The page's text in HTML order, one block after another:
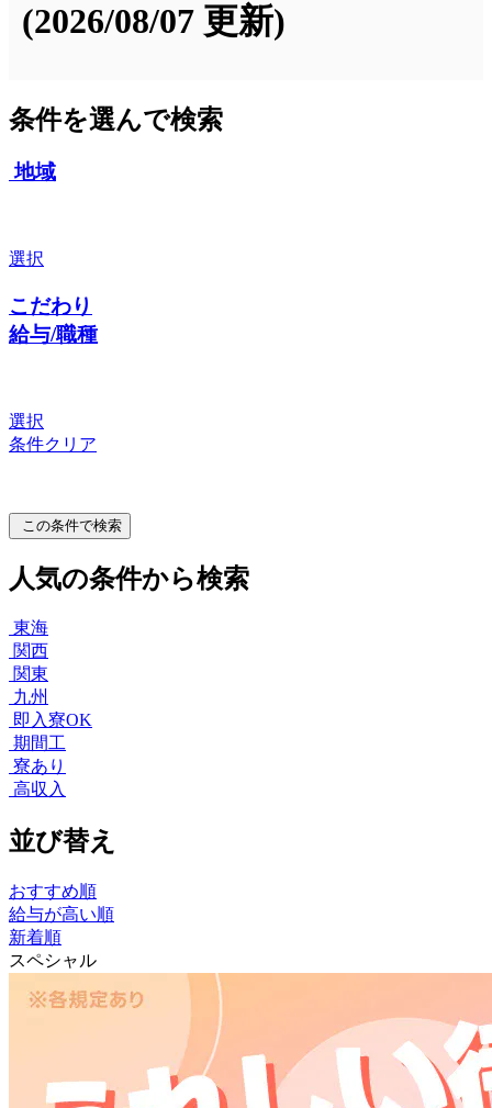
(2026/08/07 更新)
条件を選んで検索
地域
選択
こだわり
給与/職種
選択
条件クリア
この条件で検索
人気の条件から検索
東海
関西
関東
九州
即入寮OK
期間工
寮あり
高収入
並び替え
おすすめ順
給与が高い順
新着順
スペシャル